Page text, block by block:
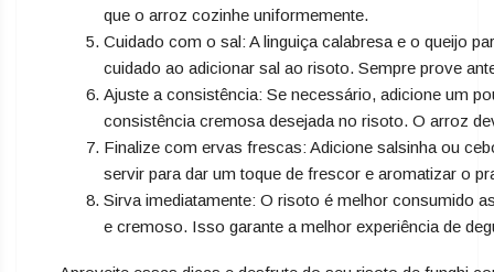
que o arroz cozinhe uniformemente.
Cuidado com o sal: A linguiça calabresa e o queijo
cuidado ao adicionar sal ao risoto. Sempre prove
Ajuste a consistência: Se necessário, adicione um
consistência cremosa desejada no risoto. O arroz
Finalize com ervas frescas: Adicione salsinha ou
servir para dar um toque de frescor e aromatizar o
Sirva imediatamente: O risoto é melhor consumido
e cremoso. Isso garante a melhor experiência de